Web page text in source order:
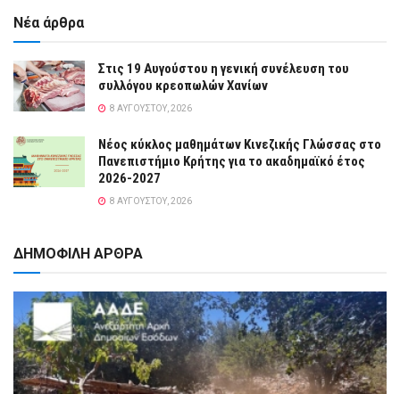
Νέα άρθρα
Στις 19 Αυγούστου η γενική συνέλευση του
συλλόγου κρεοπωλών Χανίων
8 ΑΥΓΟΎΣΤΟΥ, 2026
Νέος κύκλος μαθημάτων Κινεζικής Γλώσσας στο
Πανεπιστήμιο Κρήτης για το ακαδημαϊκό έτος
2026-2027
8 ΑΥΓΟΎΣΤΟΥ, 2026
ΔΗΜΟΦΙΛΗ ΑΡΘΡΑ